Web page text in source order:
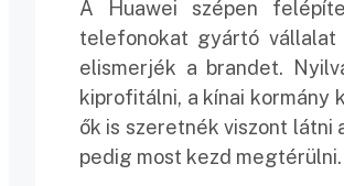
A Huawei szépen
telefonokat gyártó vállalat
elismerjék a brandet.
kiprofitálni, a kínai kormány
ők is szeretnék viszont látni
pedig most kezd megtérülni.